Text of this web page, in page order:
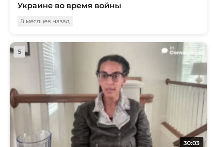
Украине во время войны
8 месяцев назад
5
30:03